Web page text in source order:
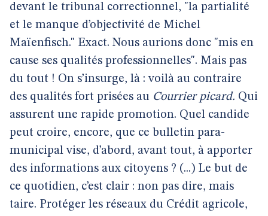
devant le tribunal correctionnel, "la partialité
et le manque d’objectivité de Michel
Maïenfisch." Exact. Nous aurions donc "mis en
cause ses qualités professionnelles". Mais pas
du tout ! On s’insurge, là : voilà au contraire
des qualités fort prisées au Courrier picard. Qui
assurent une rapide promotion. Quel candide
peut croire, encore, que ce bulletin para-
municipal vise, d’abord, avant tout, à apporter
des informations aux citoyens ? (...) Le but de
ce quotidien, c’est clair : non pas dire, mais
taire. Protéger les réseaux du Crédit agricole,